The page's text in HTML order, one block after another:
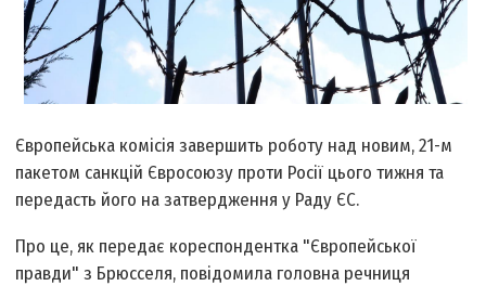
Європейська комісія завершить роботу над новим, 21-м
пакетом санкцій Євросоюзу проти Росії цього тижня та
передасть його на затвердження у Раду ЄС.
Про це, як передає кореспондентка "Європейської
правди" з Брюсселя, повідомила головна речниця